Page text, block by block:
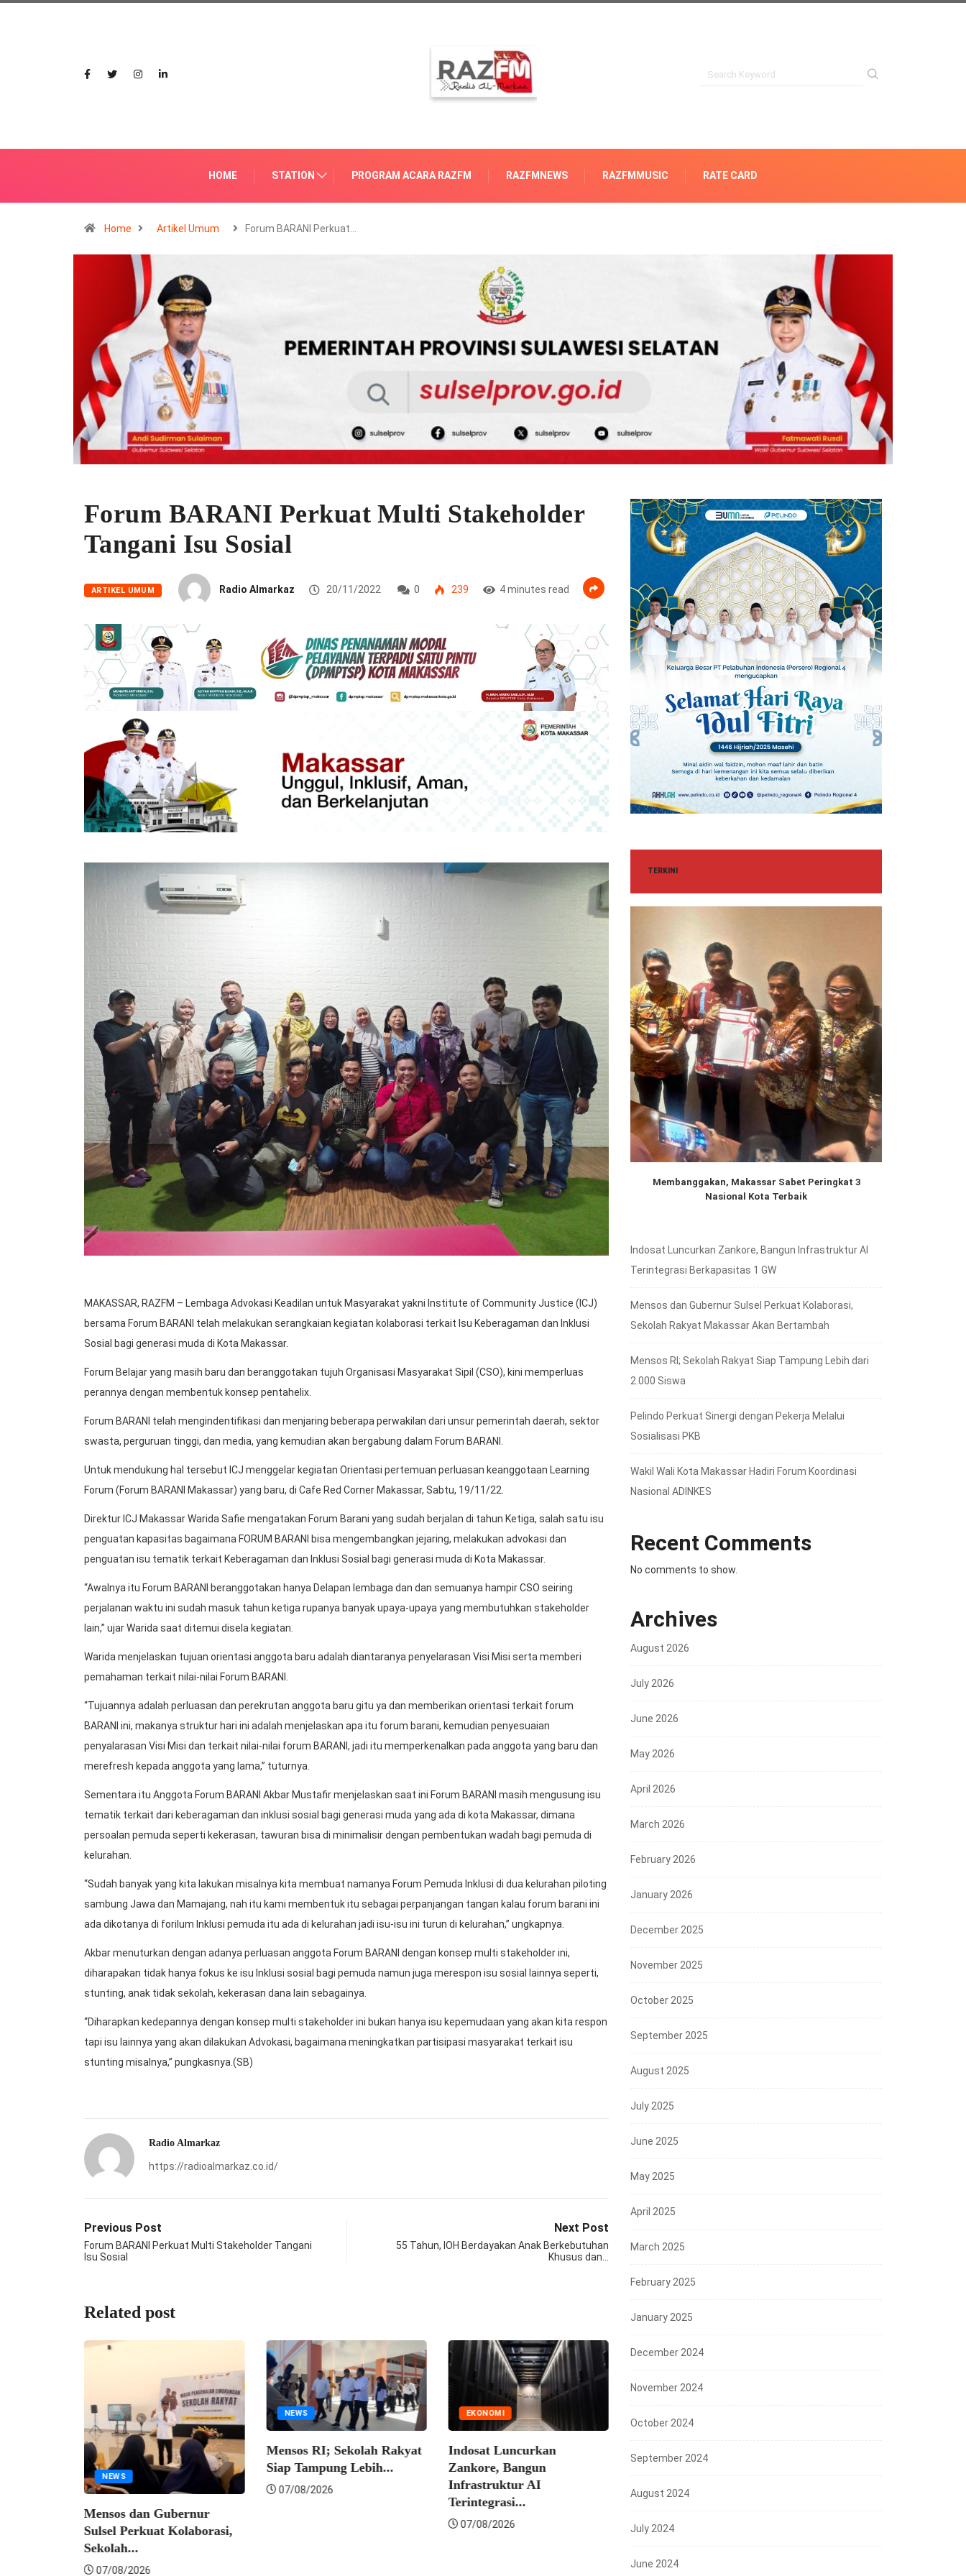
HOME STATION PROGRAM ACARA RAZFM RAZFMNEWS RAZFMMUSIC RATE CARD
Home Artikel Umum Forum BARANI Perkuat…
Forum BARANI Perkuat Multi Stakeholder
Tangani Isu Sosial
ARTIKEL UMUM Radio Almarkaz 20/11/2022 0 239 4 minutes read
MAKASSAR, RAZFM – Lembaga Advokasi Keadilan untuk Masyarakat yakni Institute of Community Justice (ICJ)
bersama Forum BARANI telah melakukan serangkaian kegiatan kolaborasi terkait Isu Keberagaman dan Inklusi
Sosial bagi generasi muda di Kota Makassar.
Forum Belajar yang masih baru dan beranggotakan tujuh Organisasi Masyarakat Sipil (CSO), kini memperluas
perannya dengan membentuk konsep pentahelix.
Forum BARANI telah mengindentifikasi dan menjaring beberapa perwakilan dari unsur pemerintah daerah, sektor
swasta, perguruan tinggi, dan media, yang kemudian akan bergabung dalam Forum BARANI.
Untuk mendukung hal tersebut ICJ menggelar kegiatan Orientasi pertemuan perluasan keanggotaan Learning
Forum (Forum BARANI Makassar) yang baru, di Cafe Red Corner Makassar, Sabtu, 19/11/22.
Direktur ICJ Makassar Warida Safie mengatakan Forum Barani yang sudah berjalan di tahun Ketiga, salah satu isu
penguatan kapasitas bagaimana FORUM BARANI bisa mengembangkan jejaring, melakukan advokasi dan
penguatan isu tematik terkait Keberagaman dan Inklusi Sosial bagi generasi muda di Kota Makassar.
“Awalnya itu Forum BARANI beranggotakan hanya Delapan lembaga dan dan semuanya hampir CSO seiring
perjalanan waktu ini sudah masuk tahun ketiga rupanya banyak upaya-upaya yang membutuhkan stakeholder
lain,” ujar Warida saat ditemui disela kegiatan.
Warida menjelaskan tujuan orientasi anggota baru adalah diantaranya penyelarasan Visi Misi serta memberi
pemahaman terkait nilai-nilai Forum BARANI.
“Tujuannya adalah perluasan dan perekrutan anggota baru gitu ya dan memberikan orientasi terkait forum
BARANI ini, makanya struktur hari ini adalah menjelaskan apa itu forum barani, kemudian penyesuaian
penyalarasan Visi Misi dan terkait nilai-nilai forum BARANI, jadi itu memperkenalkan pada anggota yang baru dan
merefresh kepada anggota yang lama,” tuturnya.
Sementara itu Anggota Forum BARANI Akbar Mustafir menjelaskan saat ini Forum BARANI masih mengusung isu
tematik terkait dari keberagaman dan inklusi sosial bagi generasi muda yang ada di kota Makassar, dimana
persoalan pemuda seperti kekerasan, tawuran bisa di minimalisir dengan pembentukan wadah bagi pemuda di
kelurahan.
“Sudah banyak yang kita lakukan misalnya kita membuat namanya Forum Pemuda Inklusi di dua kelurahan piloting
sambung Jawa dan Mamajang, nah itu kami membentuk itu sebagai perpanjangan tangan kalau forum barani ini
ada dikotanya di forilum Inklusi pemuda itu ada di kelurahan jadi isu-isu ini turun di kelurahan,” ungkapnya.
Akbar menuturkan dengan adanya perluasan anggota Forum BARANI dengan konsep multi stakeholder ini,
diharapakan tidak hanya fokus ke isu Inklusi sosial bagi pemuda namun juga merespon isu sosial lainnya seperti,
stunting, anak tidak sekolah, kekerasan dana lain sebagainya.
“Diharapkan kedepannya dengan konsep multi stakeholder ini bukan hanya isu kepemudaan yang akan kita respon
tapi isu lainnya yang akan dilakukan Advokasi, bagaimana meningkatkan partisipasi masyarakat terkait isu
stunting misalnya,” pungkasnya.(SB)
Radio Almarkaz
https://radioalmarkaz.co.id/
Previous Post
Forum BARANI Perkuat Multi Stakeholder Tangani
Isu Sosial
Next Post
55 Tahun, IOH Berdayakan Anak Berkebutuhan
Khusus dan…
Related post
NEWS
Mensos dan Gubernur
Sulsel Perkuat Kolaborasi,
Sekolah...
07/08/2026
NEWS
Mensos RI; Sekolah Rakyat
Siap Tampung Lebih...
07/08/2026
EKONOMI
Indosat Luncurkan
Zankore, Bangun
Infrastruktur AI
Terintegrasi...
07/08/2026
Sulsel Perkuat Kolaborasi,
07/08/2026
TERKINI
Membanggakan, Makassar Sabet Peringkat 3
Nasional Kota Terbaik
Indosat Luncurkan Zankore, Bangun Infrastruktur AI
Terintegrasi Berkapasitas 1 GW
Mensos dan Gubernur Sulsel Perkuat Kolaborasi,
Sekolah Rakyat Makassar Akan Bertambah
Mensos RI; Sekolah Rakyat Siap Tampung Lebih dari
2.000 Siswa
Pelindo Perkuat Sinergi dengan Pekerja Melalui
Sosialisasi PKB
Wakil Wali Kota Makassar Hadiri Forum Koordinasi
Nasional ADINKES
Recent Comments
No comments to show.
Archives
August 2026
July 2026
June 2026
May 2026
April 2026
March 2026
February 2026
January 2026
December 2025
November 2025
October 2025
September 2025
August 2025
July 2025
June 2025
May 2025
April 2025
March 2025
February 2025
January 2025
December 2024
November 2024
October 2024
September 2024
August 2024
July 2024
June 2024